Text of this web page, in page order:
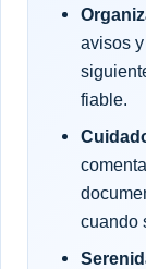
avisos
fiable.
cuando